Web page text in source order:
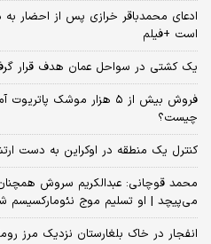
ادعای محمدباقر خرازی پس از احضار
است +فیلم
یک کشتی در سواحل عمان هدف قرار
فروش بیش از ۵ هزار موشک
چیست؟
کنترل یک منطقه در اوکراین به دست
محمد قوچانی: عبدالکریم سروش
می‌پیچد | او تسلیم موج نئومارکسیسم
انفجار در خاک بلغارستان نزدیک مرز